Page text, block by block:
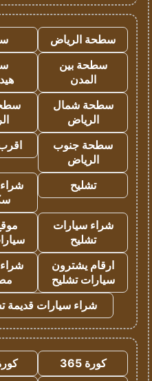
سطحة الرياض
سطحة بين
المدن
سطحة شمال
الرياض
سطحة جنوب
الرياض
تشليح
شراء سيارات
تشليح
ارقام يشترون
سيارات تشليح
شراء سيارات قديمة
كورة 365